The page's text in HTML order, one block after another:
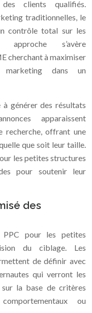
clients qualifiés.
traditionnelles, le
contrôle total sur les
approche s’avère
cherchant à maximiser
marketing dans un
générer des résultats
apparaissent
recherche, offrant une
que soit leur taille.
les petites structures
pour soutenir leur
des
PPC pour les petites
du ciblage. Les
de définir avec
qui verront les
la base de critères
ou